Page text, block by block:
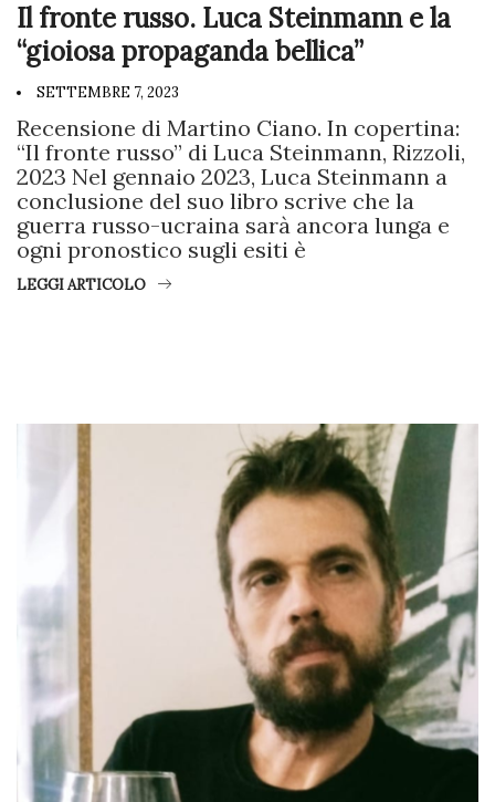
Il fronte russo. Luca Steinmann e la
“gioiosa propaganda bellica”
SETTEMBRE 7, 2023
Recensione di Martino Ciano. In copertina:
“Il fronte russo” di Luca Steinmann, Rizzoli,
2023 Nel gennaio 2023, Luca Steinmann a
conclusione del suo libro scrive che la
guerra russo-ucraina sarà ancora lunga e
ogni pronostico sugli esiti è
LEGGI ARTICOLO